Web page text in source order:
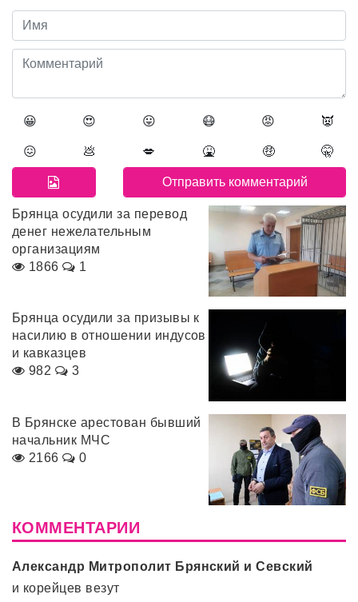
😀 😍 😛 😷 😡 👿
😖 💩 💋 🤮 🤑 🤫
Брянца осудили за перевод
денег нежелательным
организациям
1866
1
Брянца осудили за призывы к
насилию в отношении индусов
и кавказцев
982
3
В Брянске арестован бывший
начальник МЧС
2166
0
КОММЕНТАРИИ
Александр Митрополит Брянский и Севский
и корейцев везут